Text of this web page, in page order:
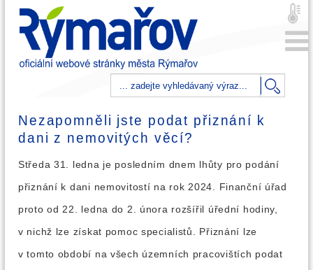
Nezapomněli jste podat přiznání k
dani z nemovitých věcí?
Středa 31. ledna je posledním dnem lhůty pro podání
přiznání k dani nemovitostí na rok 2024. Finanční úřad
proto od 22. ledna do 2. února rozšířil úřední hodiny,
v nichž lze získat pomoc specialistů. Přiznání lze
v tomto období na všech územních pracovištích podat